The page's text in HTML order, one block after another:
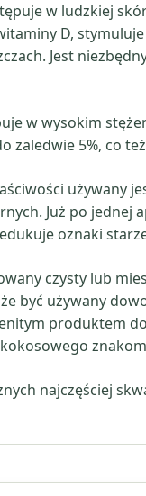
w ludzkiej
D,
Jest
w wysokim
zaledwie 5%, co
używany
Już po jednej
oznaki
czysty lub
być używany
produktem
najczęściej